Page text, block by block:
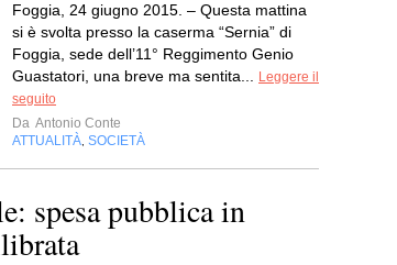
Foggia, 24 giugno 2015. – Questa mattina
si è svolta presso la caserma “Sernia” di
Foggia, sede dell’11° Reggimento Genio
Guastatori, una breve ma sentita...
Leggere il
seguito
Da Antonio Conte
ATTUALITÀ SOCIETÀ
spesa pubblica in